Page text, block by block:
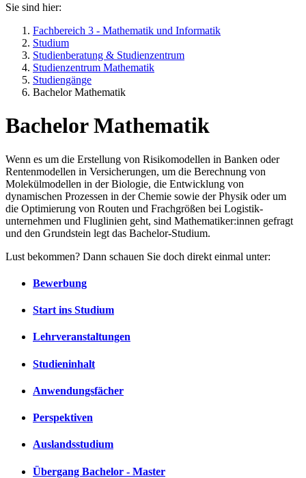
Sie sind hier:
Fachbereich 3 - Mathematik und Informatik
Studium
Studienberatung & Studienzentrum
Studienzentrum Mathematik
Studiengänge
Bachelor Mathematik
Bachelor Mathematik
Wenn es um die Erstellung von Risikomodellen in Banken oder
Rentenmodellen in Versicherungen, um die Berechnung von
Molekülmodellen in der Biologie, die Entwicklung von
dynamischen Prozessen in der Chemie sowie der Physik oder um
die Optimierung von Routen und Frachgrößen bei Logistik­­
unternehmen und Fluglinien geht, sind Mathematiker:innen gefragt
und den Grundstein legt das Bachelor-Studium.
Lust bekommen? Dann schauen Sie doch direkt einmal unter:
Bewerbung
Start ins Studium
Lehrveranstaltungen
Studieninhalt
Anwendungsfächer
Perspektiven
Auslandsstudium
Übergang Bachelor - Master